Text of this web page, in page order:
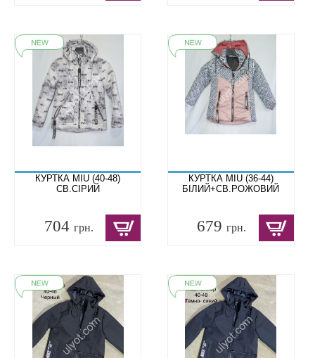
КУРТКА MIU (40-48)
СВ.СІРИЙ
704 грн.
КУРТКА MIU (36-44)
БІЛИЙ+СВ.РОЖОВИЙ
679грн.